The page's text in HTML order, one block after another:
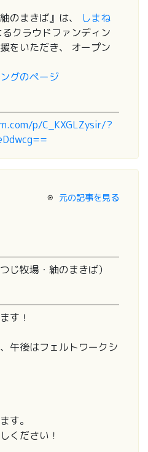
のまきば』は、
しまね
るクラウドファンディン
をいただき、 オープン
グのページ
p/C_KXGLZysir/?
元の記事を見る
じ牧場・紬のまきば）
す！
午後はフェルトワークシ
す。
ください！